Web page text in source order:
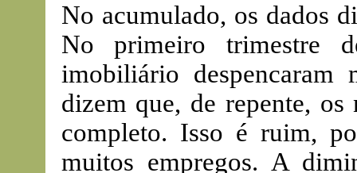
No acumulado, os dados
No primeiro trimestre
imobiliário
dizem que, de repente, os
completo. Isso é ruim,
muitos empregos. A